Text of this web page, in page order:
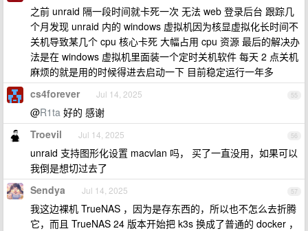
之前 unraid 隔一段时间就卡死一次 无法 web 登录后台 跟踪几
个月发现 unraid 内的 windows 虚拟机因为核显虚拟化长时间不
关机导致某几个 cpu 核心卡死 大幅占用 cpu 资源 最后的解决办
法是在 windows 虚拟机里面装一个定时关机软件 每天 2 点关机
麻烦的就是用的时候得进去启动一下 目前稳定运行一年多
55
cs4forever Jul 14, 2025
@R1ta 好的 感谢
56
Troevil Jul 14, 2025
unraid 支持图形化设置 macvlan 吗， 买了一直没用，如果可以
我倒是想切过去了
57
Sendya Jul 14, 2025
我这边裸机 TrueNAS ，因为是存东西的，所以也不怎么去折腾
它，而且 TrueNAS 24 版本开始把 k3s 换成了普通的 docker ，